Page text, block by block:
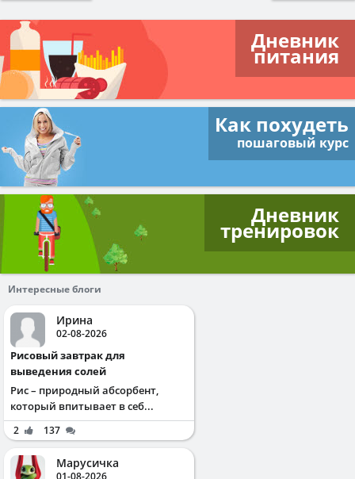
Дневник
питания
Как похудеть
пошаговый курс
Дневник
тренировок
Интересные блоги
Ирина
02-08-2026
Рисовый завтрак для
выведения солей
Рис – природный абсорбент,
который впитывает в себ...
2 137
Марусичка
01-08-2026